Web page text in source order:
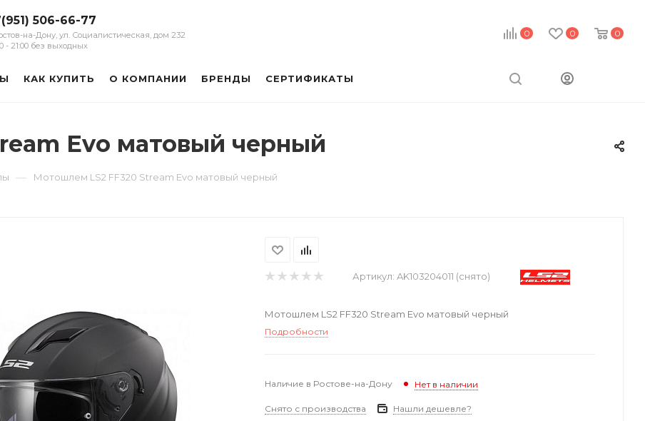
0 0 0
506-66-77
на-Дону, ул. Социалистическая, дом 232
- 21:00 без выходных
КАК КУПИТЬ О КОМПАНИИ БРЕНДЫ СЕРТИФИКАТЫ
Evo матовый черный
— Мотошлем LS2 FF320 Stream Evo матовый черный
Артикул: AK103204011 (снято)
Мотошлем LS2 FF320 Stream Evo матовый черный
Подробности
Наличие в Ростове-на-Дону Нет в наличии
Снято с производства Нашли дешевле?